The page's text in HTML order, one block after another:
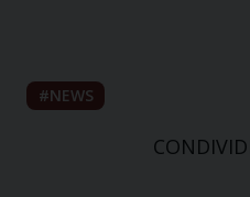
NEWS